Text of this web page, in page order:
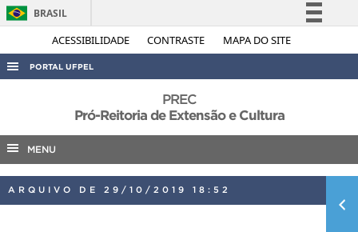
ACESSIBILIDADE CONTRASTE MAPA DO SITE
BRASIL
Simplifique!
Acesso à informação
Legislação
PORTAL UFPEL
AUDITORIA
COBALTO
CONCURSOS
PREC
Pró-Reitoria de Extensão e Cultura
MENU
ARQUIVO DE 29/10/2019 18:52